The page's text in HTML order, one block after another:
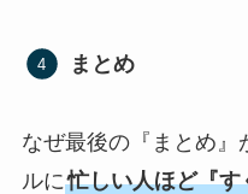
まとめ
なぜ最後の『まとめ』
ルに忙しい人ほど『